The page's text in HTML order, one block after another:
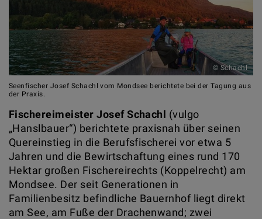
Seenfischer Josef Schachl vom Mondsee berichtete bei der Tagung aus
der Praxis.
© Schachl
Fischereimeister Josef Schachl (vulgo
„Hanslbauer“) berichtete praxisnah über seinen
Quereinstieg in die Berufsfischerei vor etwa 5
Jahren und die Bewirtschaftung eines rund 170
Hektar großen Fischereirechts (Koppelrecht) am
Mondsee. Der seit Generationen in
Familienbesitz befindliche Bauernhof liegt direkt
am See, am Fuße der Drachenwand; zwei